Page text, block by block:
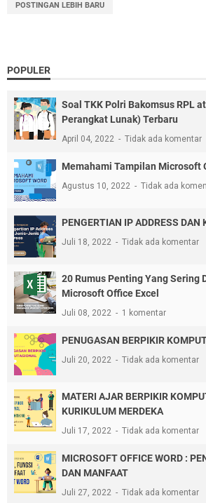
POSTINGAN LEBIH BARU
POPULER
Soal TKK Polri Bakomsus RPL
Perangkat Lunak) Terbaru
April 04, 2022 Tidak ada komentar
Memahami Tampilan Microsoft
Agustus 10, 2022 Tidak ada
PENGERTIAN IP ADDRESS DAN
Juli 18, 2022 Tidak ada komentar
20 Rumus Penting Yang Sering
Microsoft Office Excel
Juli 08, 2022 1 komentar
PENUGASAN BERPIKIR
Juli 20, 2022 Tidak ada komentar
MATERI AJAR BERPIKIR
KURIKULUM MERDEKA
Juli 17, 2022 Tidak ada komentar
MICROSOFT OFFICE WORD :
DAN MANFAAT
Juli 27, 2022 Tidak ada komentar